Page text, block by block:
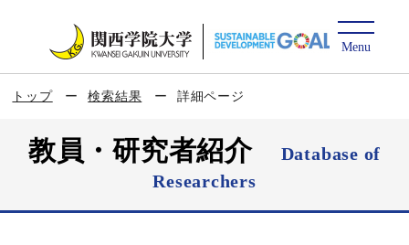
トップ 検索結果 詳細ページ
教員・研究者紹介
Database of
Researchers